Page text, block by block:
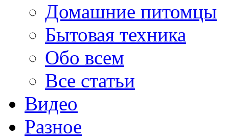
Домашние питомцы
Бытовая техника
Обо всем
Все статьи
Видео
Разное